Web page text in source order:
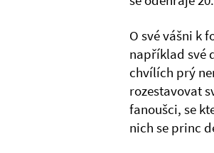
O své vášni k
například své
chvílích prý
rozestavovat
fanoušci, se
nich se princ